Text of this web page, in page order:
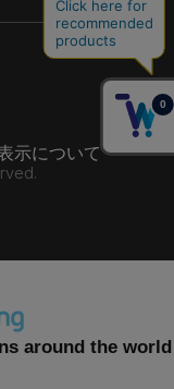
示について
around the world